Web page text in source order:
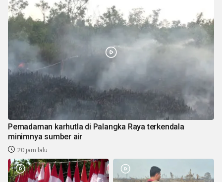
Pemadaman karhutla di Palangka Raya terkendala
minimnya sumber air
20 jam lalu